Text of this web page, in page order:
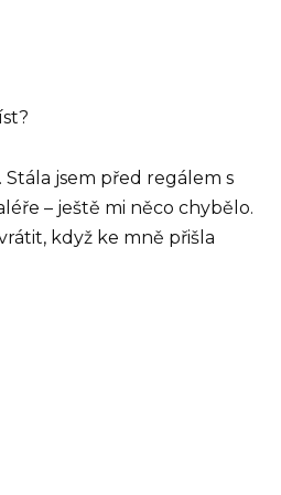
Stála jsem před regálem s
– ještě mi něco chybělo.
když ke mně přišla